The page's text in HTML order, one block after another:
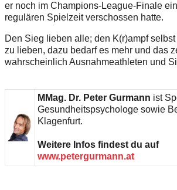
er noch im Champions-League-Finale
regulären Spielzeit verschossen hatte.
Den Sieg lieben alle; den K(r)ampf
zu lieben, dazu bedarf es mehr und das
wahrscheinlich Ausnahmeathleten und
MMag. Dr. Peter Gurmann ist
Gesundheitspsychologe sowie
Klagenfurt.
Weitere Infos findest du auf
www.petergurmann.at